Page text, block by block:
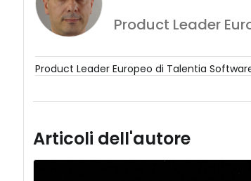
Product Leader
Product Leader Europeo di Talentia
Articoli dell'autore